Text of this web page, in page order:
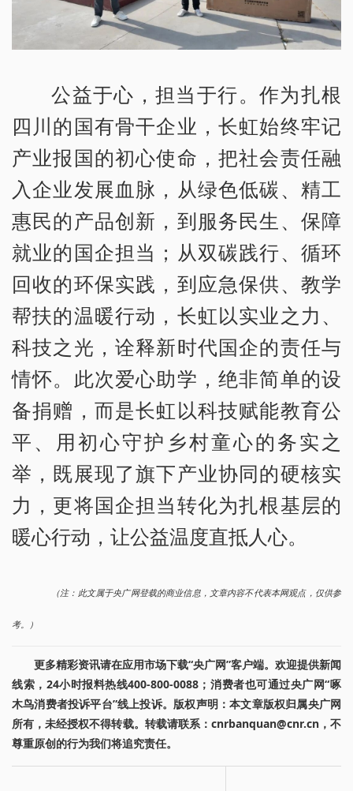
公益于心，担当于行。作为扎根
四川的国有骨干企业，长虹始终牢记
产业报国的初心使命，把社会责任融
入企业发展血脉，从绿色低碳、精工
惠民的产品创新，到服务民生、保障
就业的国企担当；从双碳践行、循环
回收的环保实践，到应急保供、教学
帮扶的温暖行动，长虹以实业之力、
科技之光，诠释新时代国企的责任与
情怀。此次爱心助学，绝非简单的设
备捐赠，而是长虹以科技赋能教育公
平、用初心守护乡村童心的务实之
举，既展现了旗下产业协同的硬核实
力，更将国企担当转化为扎根基层的
暖心行动，让公益温度直抵人心。
（注：此文属于央广网登载的商业信息，文章内容不代表本网观点，仅供参
考。）
更多精彩资讯请在应用市场下载“央广网”客户端。欢迎提供新闻
线索，24小时报料热线400-800-0088；消费者也可通过央广网“啄
木鸟消费者投诉平台”线上投诉。版权声明：本文章版权归属央广网
所有，未经授权不得转载。转载请联系：cnrbanquan@cnr.cn，不
尊重原创的行为我们将追究责任。